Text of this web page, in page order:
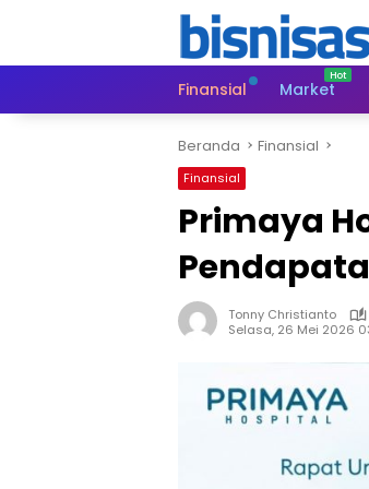
Finansial
Market
Beranda Finansial
Finansial
Primaya
Tonny Christianto
Selasa, 26 Mei 2026